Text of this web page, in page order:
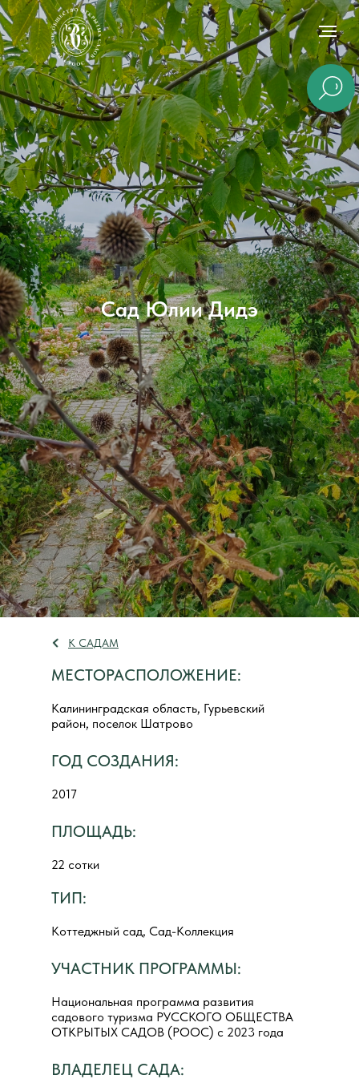
Сад Юлии Дидэ
Калининградская область, Гурьевский
район, поселок Шатрово
22 сотки
Национальная программа развития
садового туризма РУССКОГО ОБЩЕСТВА
ОТКРЫТЫХ САДОВ (РООС) с 2023 года
2017
МЕСТОРАСПОЛОЖЕНИЕ:
ПЛОЩАДЬ:
ГОД СОЗДАНИЯ:
ТИП:
УЧАСТНИК ПРОГРАММЫ:
Коттеджный сад, Сад-Коллекция
ВЛАДЕЛЕЦ САДА:
К САДАМ